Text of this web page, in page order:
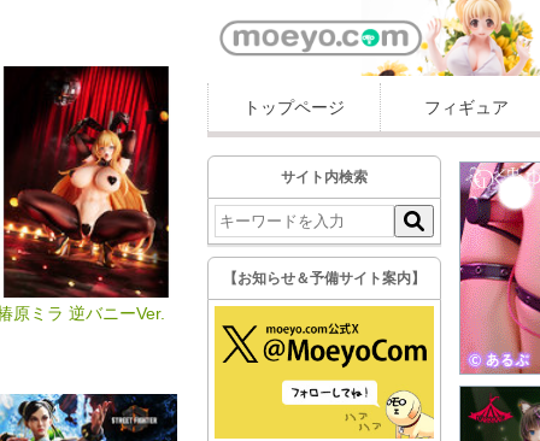
原ミラ 逆バニーVer.
トップページ フィギュア
サイト内検索
【お知らせ＆予備サイト案内】